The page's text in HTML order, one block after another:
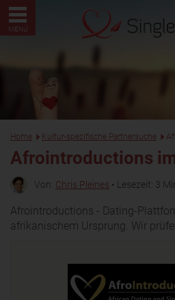
MENÜ
Home Kultur-spezifische Partnersuche
Afrointroductions
Von: Chris Pleines • Lesezeit: 3
Afrointroductions - Dating-
afrikanischem Ursprung. Wir